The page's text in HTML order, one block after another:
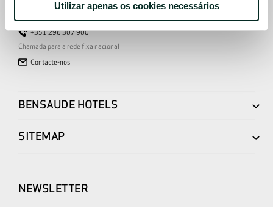
Utilizar apenas os cookies necessários
+351 296 307 900
Chamada para a rede fixa nacional
Contacte-nos
BENSAUDE HOTELS
SITEMAP
NEWSLETTER